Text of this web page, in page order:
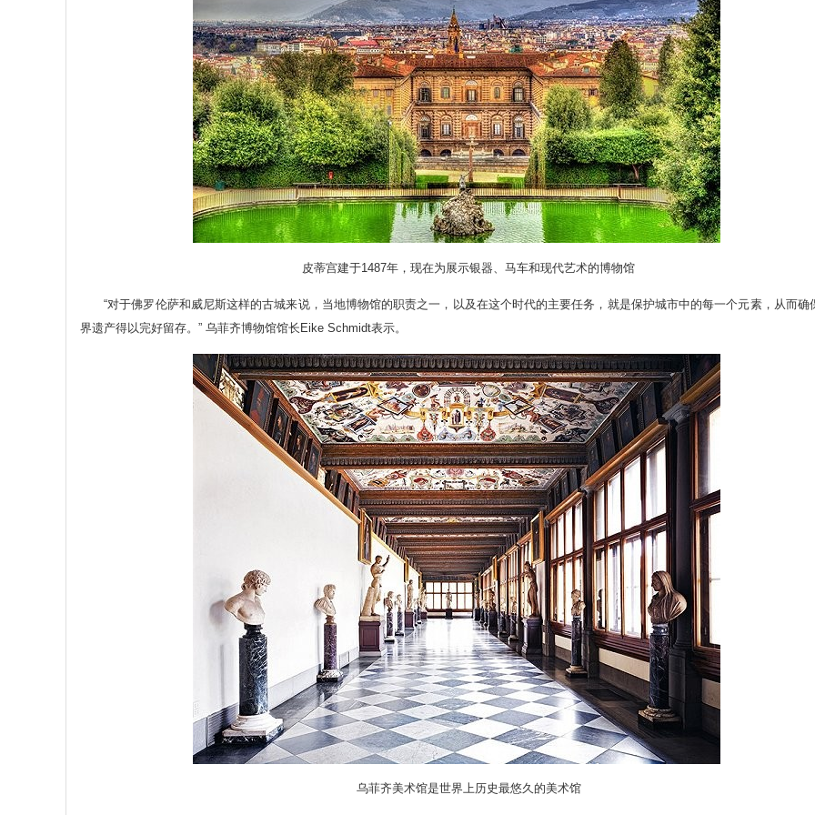
皮蒂宫建于1487年，现在为展示银器、马车和现代艺术的博物馆
“对于佛罗伦萨和威尼斯这样的古城来说，当地博物馆的职责之一，以及在这个时代的主要任务，就是保护城市中的每一个元素，从而确
界遗产得以完好留存。” 乌菲齐博物馆馆长Eike Schmidt表示。
乌菲齐美术馆是世界上历史最悠久的美术馆